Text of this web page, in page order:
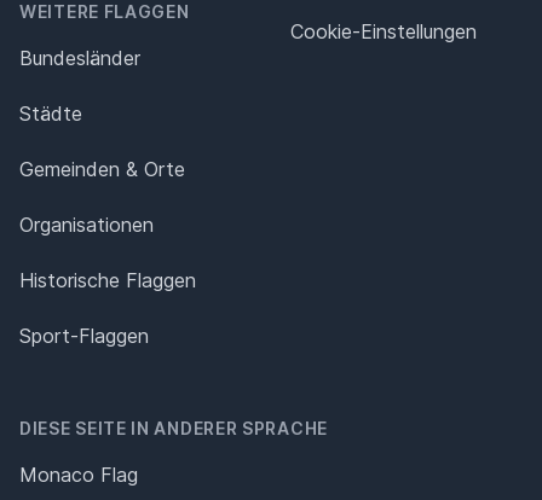
WEITERE FLAGGEN
Bundesländer
Städte
Gemeinden & Orte
Organisationen
Historische Flaggen
Sport-Flaggen
Cookie-Einstellungen
DIESE SEITE IN ANDERER SPRACHE
Monaco Flag